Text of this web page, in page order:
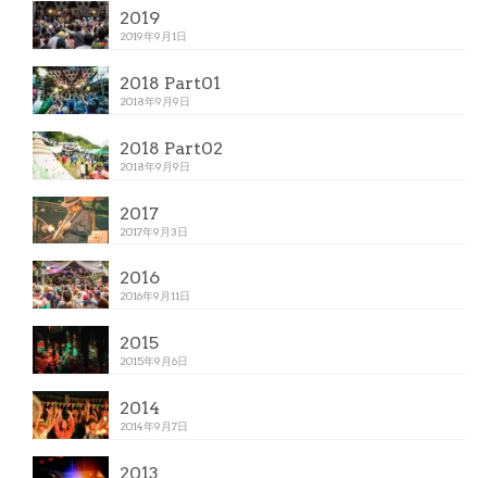
2019
2019年9月1日
2018 Part01
2018年9月9日
2018 Part02
2018年9月9日
2017
2017年9月3日
2016
2016年9月11日
2015
2015年9月6日
2014
2014年9月7日
2013